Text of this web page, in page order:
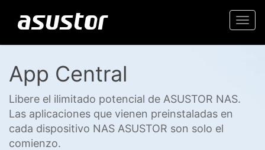
App Central
Libere el ilimitado potencial de ASUSTOR NAS.
Las aplicaciones que vienen preinstaladas en
cada dispositivo NAS ASUSTOR son solo el
comienzo.